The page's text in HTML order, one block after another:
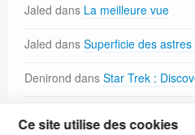
Jaled dans La meilleure vue
Jaled dans Superficie des
Denirond dans Star Trek :
Ce site utilise des cookies